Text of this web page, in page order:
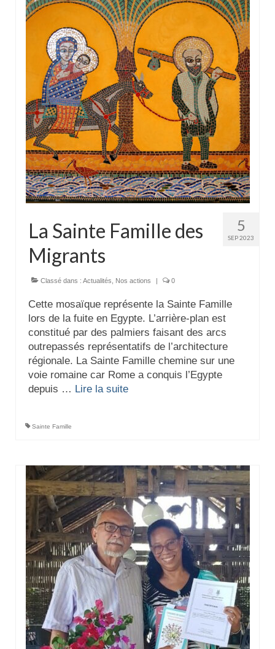
5
SEP 2023
La Sainte Famille des
Migrants
Classé dans : Actualités Nos actions 0
Cette mosaïque représente la Sainte Famille
lors de la fuite en Egypte. L’arrière-plan est
constitué par des palmiers faisant des arcs
outrepassés représentatifs de l’architecture
régionale. La Sainte Famille chemine sur une
voie romaine car Rome a conquis l’Egypte
depuis … Lire la suite­­
Sainte Famille